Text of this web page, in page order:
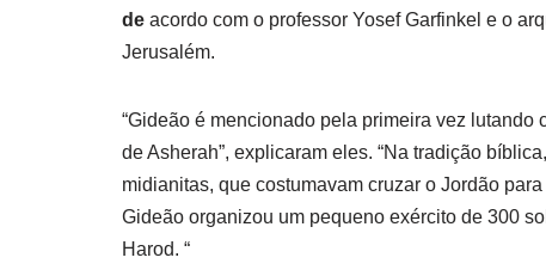
de acordo com o professor Yosef Garfinkel e o
Jerusalém.
“Gideão é mencionado pela primeira vez
de Asherah”, explicaram eles. “Na tradição
midianitas, que costumavam cruzar o Jordão
Gideão organizou um pequeno exército de 300
Harod. “